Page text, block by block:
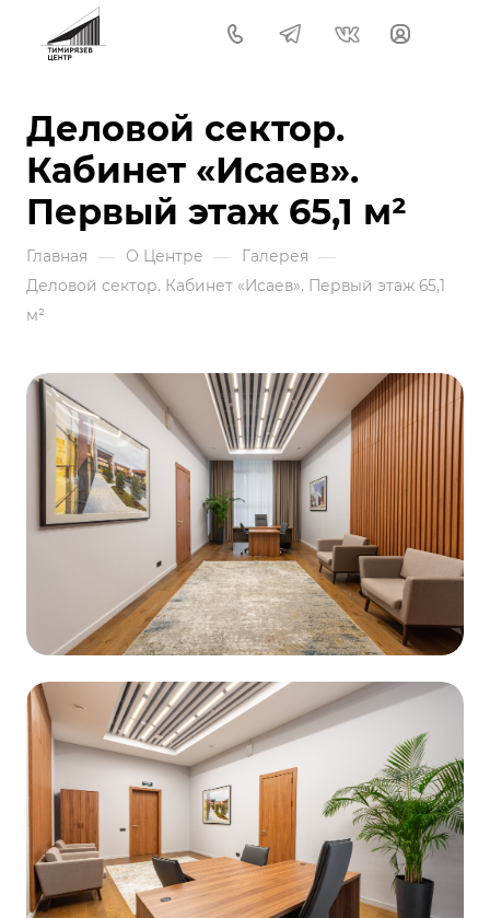
Деловой сектор.
Кабинет «Исаев».
Первый этаж 65,1 м²
Главная — О Центре — Галерея —
Деловой сектор. Кабинет «Исаев». Первый этаж 65,1
м²